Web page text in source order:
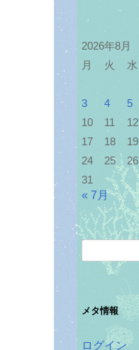
2026年8月
月
火 水
3
4 5
10
11 12
17
18 19
24
25 26
31
« 7月
メタ情報
ログイン